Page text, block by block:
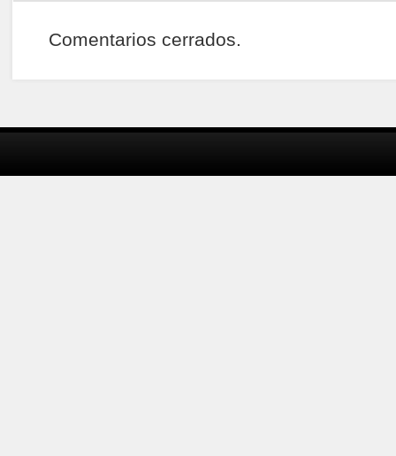
Comentarios cerrados.